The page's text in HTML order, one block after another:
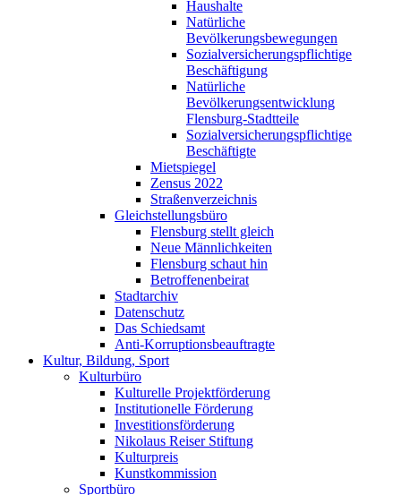
Haushalte
Natürliche
Bevölkerungsbewegungen
Sozialversicherungspflichtige
Beschäftigung
Natürliche
Bevölkerungsentwicklung
Flensburg-Stadtteile
Sozialversicherungspflichtige
Beschäftigte
Mietspiegel
Zensus 2022
Straßenverzeichnis
Gleichstellungsbüro
Flensburg stellt gleich
Neue Männlichkeiten
Flensburg schaut hin
Betroffenenbeirat
Stadtarchiv
Datenschutz
Das Schiedsamt
Anti-Korruptionsbeauftragte
Kultur, Bildung, Sport
Kulturbüro
Kulturelle Projektförderung
Institutionelle Förderung
Investitionsförderung
Nikolaus Reiser Stiftung
Kulturpreis
Kunstkommission
Sportbüro